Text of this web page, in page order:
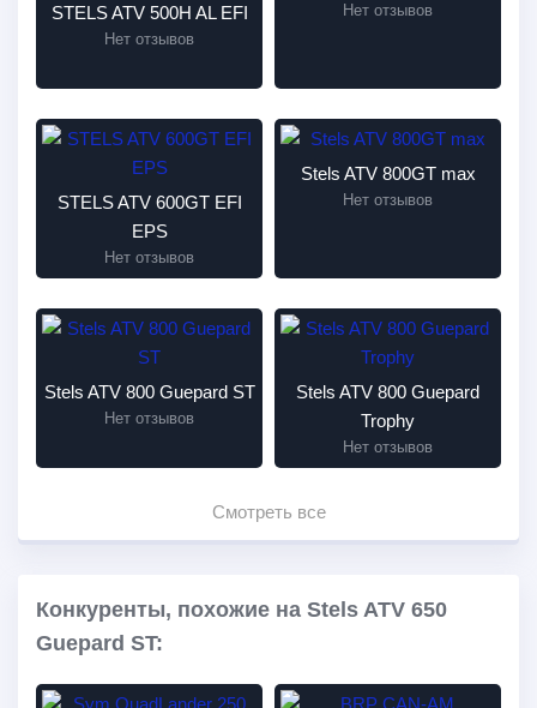
STELS ATV 500H AL EFI
Нет отзывов
Нет отзывов
STELS ATV 600GT EFI
EPS
Нет отзывов
Stels ATV 800GT max
Нет отзывов
Stels ATV 800 Guepard ST
Нет отзывов
Stels ATV 800 Guepard
Trophy
Нет отзывов
Смотреть все
Конкуренты, похожие на Stels ATV 650
Guepard ST: